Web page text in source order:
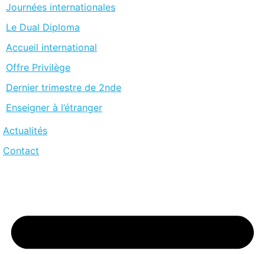
Journées internationales
Le Dual Diploma
Accueil international
Offre Privilège
Dernier trimestre de 2nde
Enseigner à l’étranger
Actualités
Contact